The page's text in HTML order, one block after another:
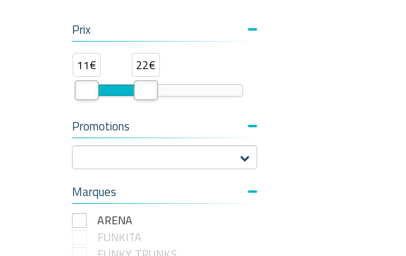
Prix
11€ 22€
Promotions
Marques
ARENA
FUNKITA